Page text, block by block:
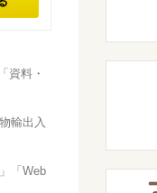
資料・
輸出入
「Web